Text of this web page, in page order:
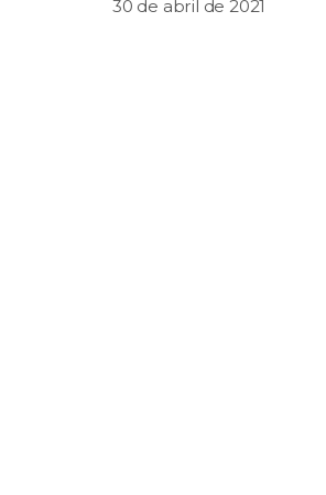
30 de abril de 2021